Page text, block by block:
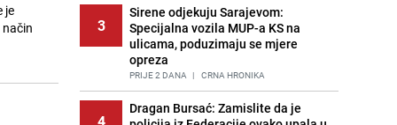
je
3
Sirene odjekuju Sarajevom:
Specijalna vozila MUP-a KS na
ulicama, poduzimaju se mjere
opreza
PRIJE 2 DANA | CRNA HRONIKA
Dragan Bursać: Zamislite da je